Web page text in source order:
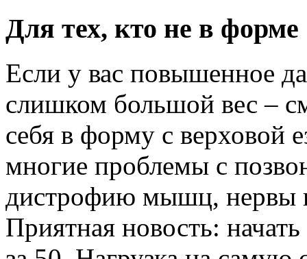
Для тех, кто не в форме
Если у вас повышенное
слишком большой вес –
себя в форму с верховой
многие проблемы с
дистрофию мышц, нервы
Приятная новость: